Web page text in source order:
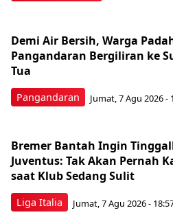
Pangandaran
Demi Air Bersih, Warga
Pangandaran Bergiliran ke
Tua
Jumat, 7 Agu 2026 -
Liga Italia
Bremer Bantah Ingin
Juventus: Tak Akan Pernah
saat Klub Sedang Sulit
Jumat, 7 Agu 2026 -